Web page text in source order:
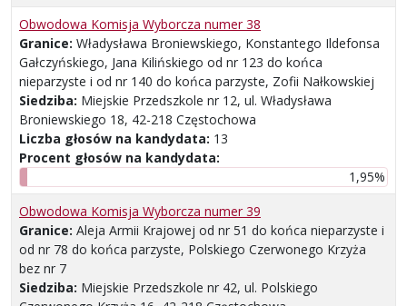
Obwodowa Komisja Wyborcza numer 38
Granice: Władysława Broniewskiego, Konstantego Ildefonsa
Gałczyńskiego, Jana Kilińskiego od nr 123 do końca
nieparzyste i od nr 140 do końca parzyste, Zofii Nałkowskiej
Siedziba: Miejskie Przedszkole nr 12, ul. Władysława
Broniewskiego 18, 42-218 Częstochowa
Liczba głosów na kandydata: 13
Procent głosów na kandydata:
1,95%
Obwodowa Komisja Wyborcza numer 39
Granice: Aleja Armii Krajowej od nr 51 do końca nieparzyste i
od nr 78 do końca parzyste, Polskiego Czerwonego Krzyża
bez nr 7
Siedziba: Miejskie Przedszkole nr 42, ul. Polskiego